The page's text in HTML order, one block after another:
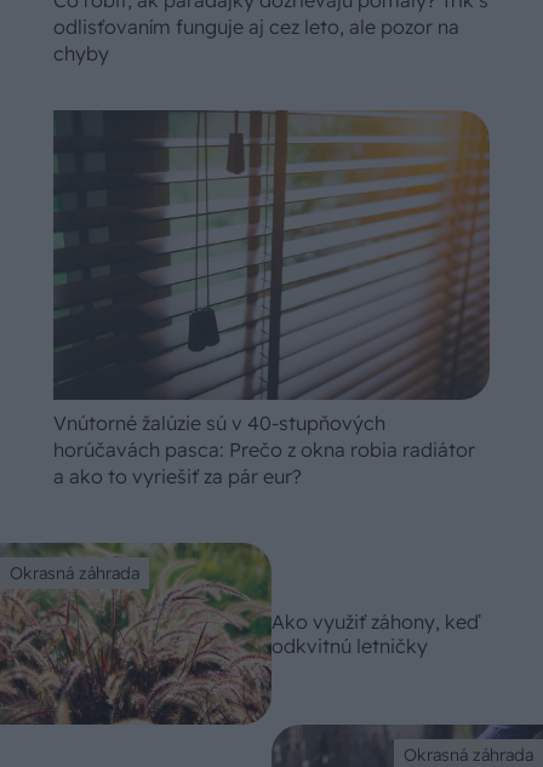
odlisťovaním funguje aj cez leto, ale pozor na
chyby
Vnútorné žalúzie sú v 40-stupňových
horúčavách pasca: Prečo z okna robia radiátor
a ako to vyriešiť za pár eur?
Okrasná záhrada
Ako využiť záhony, keď
odkvitnú letničky
Okrasná záhrada